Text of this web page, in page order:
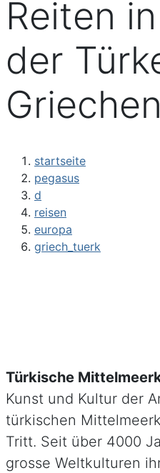
Reiten in
der
startseite
pegasus
d
reisen
europa
griech_tuerk
Türkische
Kunst und Kultur der
türkischen
Tritt. Seit über 4000
grosse Weltkulturen